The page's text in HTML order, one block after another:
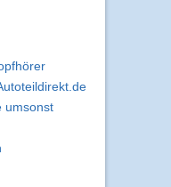
umsonst